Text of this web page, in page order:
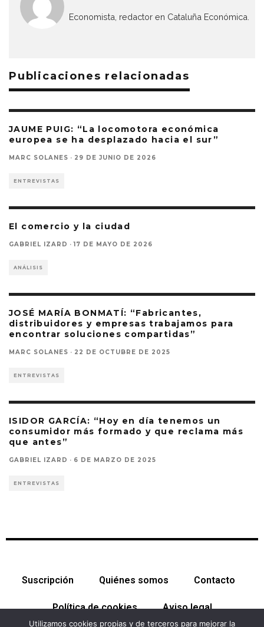
Economista, redactor en Cataluña Económica.
Publicaciones relacionadas
JAUME PUIG: “La locomotora económica
europea se ha desplazado hacia el sur”
MARC SOLANES · 29 DE JUNIO DE 2026
ENTREVISTAS
El comercio y la ciudad
GABRIEL IZARD · 17 DE MAYO DE 2026
ANÁLISIS
JOSÉ MARÍA BONMATÍ: “Fabricantes,
distribuidores y empresas trabajamos para
encontrar soluciones compartidas”
MARC SOLANES · 22 DE OCTUBRE DE 2025
ENTREVISTAS
ISIDOR GARCÍA: “Hoy en día tenemos un
consumidor más formado y que reclama más
que antes”
GABRIEL IZARD · 6 DE MARZO DE 2025
ENTREVISTAS
Suscripción Quiénes somos Contacto
Política de cookies Aviso legal
Utilizamos cookies propias y de terceros para mejorar la